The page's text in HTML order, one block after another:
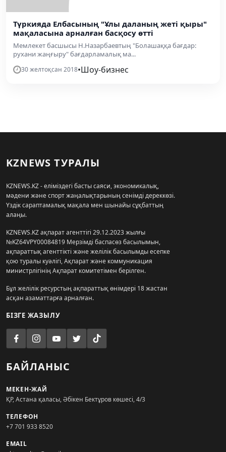
Түркияда Елбасының "Ұлы даланың жеті қыры"
мақаласына арналған басқосу өтті
Мемлекет басшысы Н.Назарбаевтың "Болашаққа бағдар:
рухани жаңғыру" бағдарламалық ма...
30 желтоқсан 2018•Шоу-бизнес
KZNEWS ТУРАЛЫ
KZNEWS.KZ - еліміздегі басты саяси, экономикалық,
мәдени және спорт жаңалықтарының сенімді дереккөзі.
Үздік сараптамалық мақала мен шынайы сұқбаттың
алаңы.
KZNEWS.KZ ақпарат агенттігі 29.12.2023 жылғы
№KZ64VPY00084819 Мерзімді баспасөз басылымын,
ақпараттық агенттікті және желілік басылымды есепке
қою туралы куәлігі, Ақпарат және коммуникация
министрлігінің Ақпарат комитетімен берілген.
Бұл желілік ресурстың ақпараттық өнімдері 18 жастан
асқан азаматтарға арналған.
БІЗГЕ ЖАЗЫЛУ
БАЙЛАНЫС
МЕКЕН-ЖАЙ
ҚР, Астана қаласы, Әбікен Бектұров көшесі, 4/3
ТЕЛЕФОН
+7 701 933 8520
EMAIL